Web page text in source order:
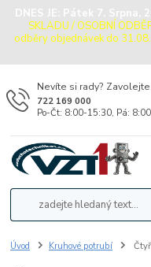
DNES JE: Pátek 7. Srpna,
SKLADU / OSOBNÍ
odběry objednávek do
Nevíte si rady? Zavolejte.
722 169 000
Po-Čt: 8:00-15:30, Pá:
Úvod Kruhové potrubí